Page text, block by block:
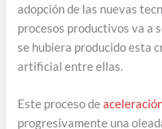
adopción de las nuevas
procesos productivos va a
se hubiera producido esta
artificial entre ellas.
Este proceso de
progresivamente una